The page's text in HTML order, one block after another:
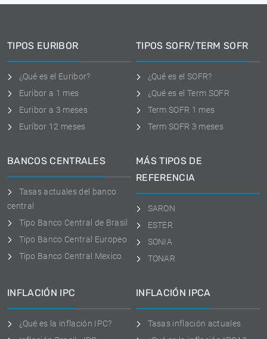
TIPOS EURIBOR
¿Qué es el Euribor?
Euribor a 1 mes
Euribor a 3 meses
Euríbor 12 meses
TIPOS SOFR/TERM SOFR
¿Qué es el SOFR?
¿Qué es el Term SOFR
Term SOFR 1 mes
Term SOFR 3 meses
BANCOS CENTRALES
Tasas actuales del banco
central
Tipo Banco Central de Brasil
Tipo Banco Central Europeo
Tipo Banco Central Mexico
MÁS TIPOS DE
REFERENCIA
SARON
ESTER
SONIA
TONAR
INFLACIÓN IPC
¿Qué es la inflación IPC?
INFLACIÓN IPCA
Tasas inflación actuales